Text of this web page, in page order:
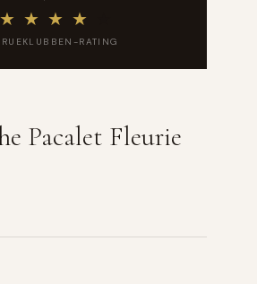
★ ★ ★ ★
RATING
Pacalet Fleurie